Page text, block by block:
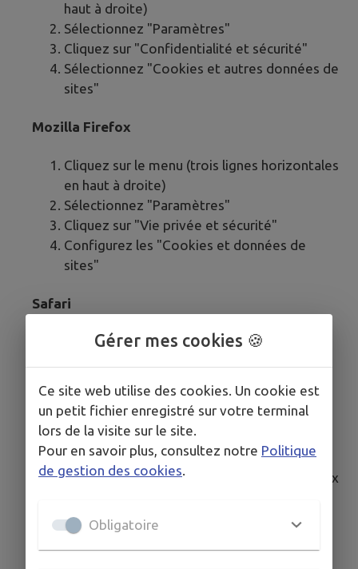
haut à droite)
Sélectionnez "Paramètres"
Cliquez sur "Confidentialité et sécurité"
Sélectionnez "Cookies et autres données de
sites"
Mozilla Firefox
Cliquez sur le menu (trois lignes horizontales
en haut à droite)
Sélectionnez "Paramètres"
Cliquez sur "Vie privée et sécurité"
Configurez les "Cookies et données de
sites"
Safari
Cliquez sur "Safari" dans la barre de menu
Cliquez sur l'onglet "Confidentialité"
Gérez les cookies dans cette section
Microsoft Edge
Cliquez sur le menu (trois points horizontaux
Sélectionnez "Paramètres"
Cliquez sur "Cookies et autorisations de
Gérer mes cookies 🍪
Ce site web utilise des cookies. Un cookie est
un petit fichier enregistré sur votre terminal
lors de la visite sur le site.
Pour en savoir plus, consultez notre Politique
de gestion des cookies
Obligatoire